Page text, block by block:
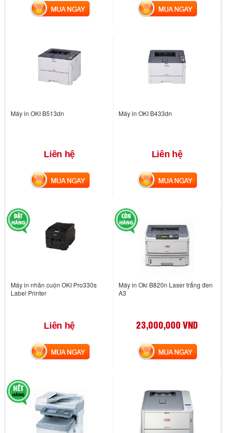
MUA NGAY MUA NGAY
Máy in OKI B513dn
Liên hệ
MUA NGAY
Máy in OKI B433dn
Liên hệ
MUA NGAY
Máy in nhãn cuộn OKI Pro330s
Label Printer
Liên hệ
MUA NGAY
Máy in Oki B820n Laser trắng đen
A3
23,000,000 VND
MUA NGAY